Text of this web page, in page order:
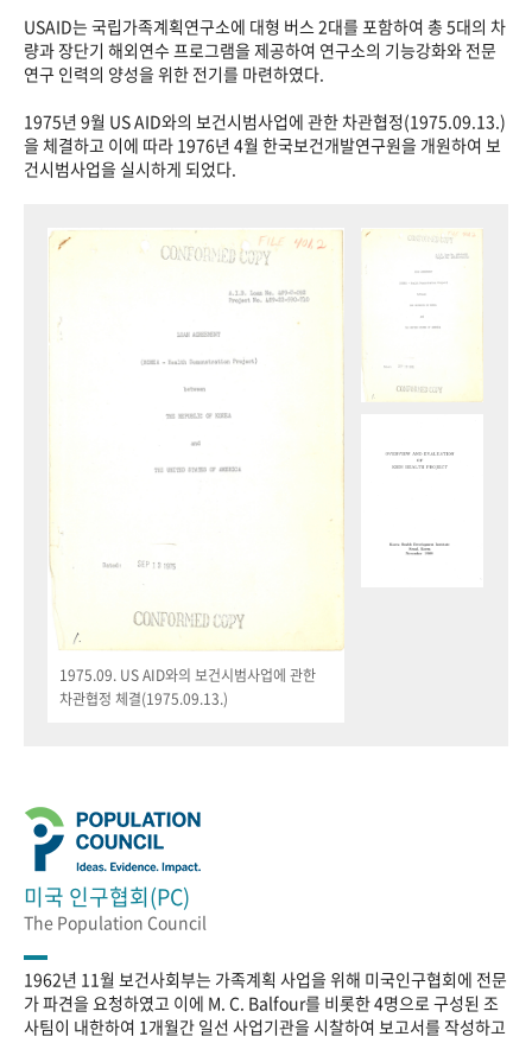
USAID는 국립가족계획연구소에 대형 버스 2대를 포함하여 총 5대의 차
량과 장단기 해외연수 프로그램을 제공하여 연구소의 기능강화와 전문
연구 인력의 양성을 위한 전기를 마련하였다.
1975년 9월 US AID와의 보건시범사업에 관한 차관협정(1975.09.13.)
을 체결하고 이에 따라 1976년 4월 한국보건개발연구원을 개원하여 보
건시범사업을 실시하게 되었다.
1975.09. US AID와의 보건시범사업에 관한
차관협정 체결(1975.09.13.)
미국 인구협회(PC)
The Population Council
1962년 11월 보건사회부는 가족계획 사업을 위해 미국인구협회에 전문
가 파견을 요청하였고 이에 M. C. Balfour를 비롯한 4명으로 구성된 조
사팀이 내한하여 1개월간 일선 사업기관을 시찰하여 보고서를 작성하고